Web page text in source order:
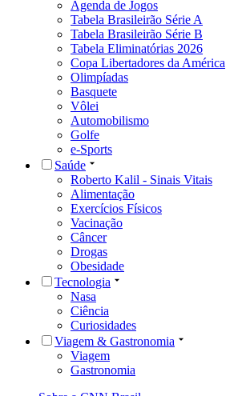
Agenda de Jogos
Tabela Brasileirão Série A
Tabela Brasileirão Série B
Tabela Eliminatórias 2026
Copa Libertadores da América
Olimpíadas
Basquete
Vôlei
Automobilismo
Golfe
e-Sports
Saúde
Roberto Kalil - Sinais Vitais
Alimentação
Exercícios Físicos
Vacinação
Câncer
Drogas
Obesidade
Tecnologia
Nasa
Ciência
Curiosidades
Viagem & Gastronomia
Viagem
Gastronomia